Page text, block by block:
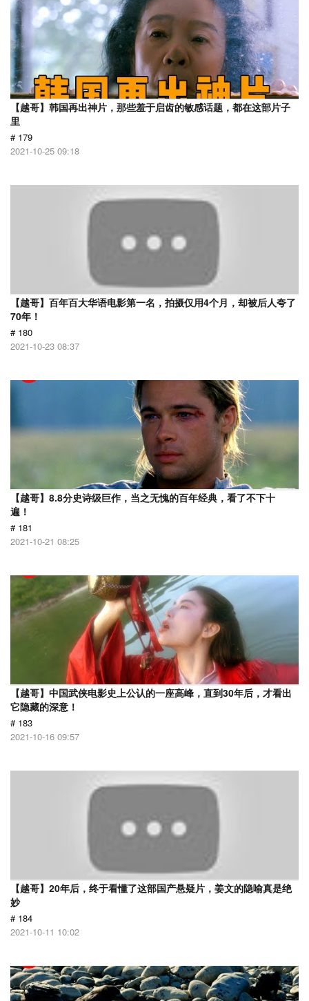
【越哥】韩国再出神片，那些羞于启齿的敏感话题，都在这部片子
里
# 179
2021-10-25 09:18
【越哥】百年百大华语电影第一名，拍摄仅用4个月，却被后人夸了
70年！
# 180
2021-10-23 08:37
【越哥】8.8分史诗级巨作，当之无愧的百年经典，看了不下十
遍！
# 181
2021-10-21 08:25
【越哥】中国武侠电影史上公认的一座高峰，直到30年后，才看出
它隐藏的深意！
# 183
2021-10-16 09:57
【越哥】20年后，终于看懂了这部国产悬疑片，姜文的隐喻真是绝
妙
# 184
2021-10-11 10:02